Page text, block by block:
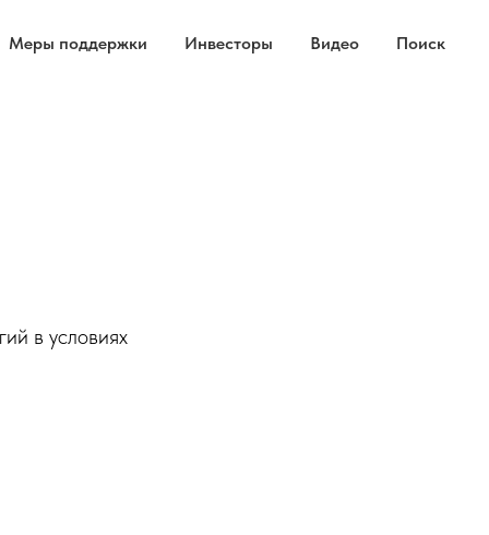
Меры поддержки Инвесторы Видео Поиск
в условиях